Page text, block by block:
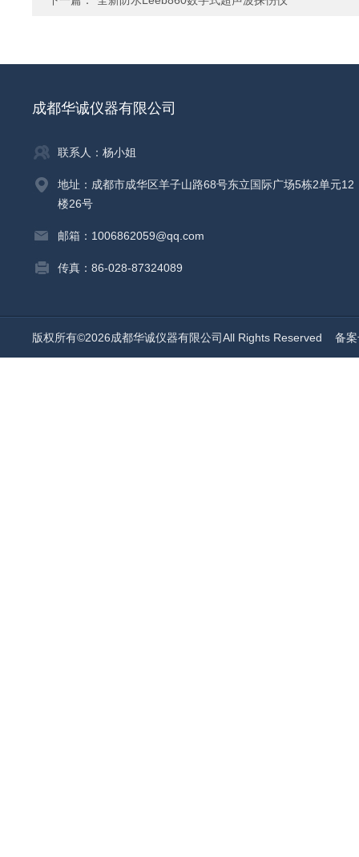
成都华诚仪器有限公司
联系人：杨小姐
地址：成都市成华区羊子山路68号东立国际广场5栋2单元12
楼26号
邮箱：1006862059@qq.com
传真：86-028-87324089
版权所有©2026成都华诚仪器有限公司All Rights Reserved 备